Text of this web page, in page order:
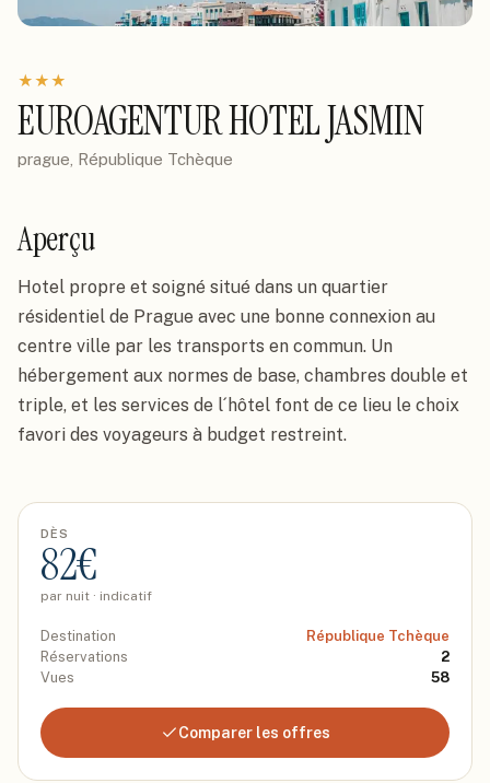
★★★
EUROAGENTUR HOTEL JASMIN
prague, République Tchèque
Aperçu
Hotel propre et soigné situé dans un quartier
résidentiel de Prague avec une bonne connexion au
centre ville par les transports en commun. Un
hébergement aux normes de base, chambres double et
triple, et les services de l´hôtel font de ce lieu le choix
favori des voyageurs à budget restreint.
DÈS
82€
par nuit · indicatif
Destination
République Tchèque
Réservations
2
Vues
58
Comparer les offres